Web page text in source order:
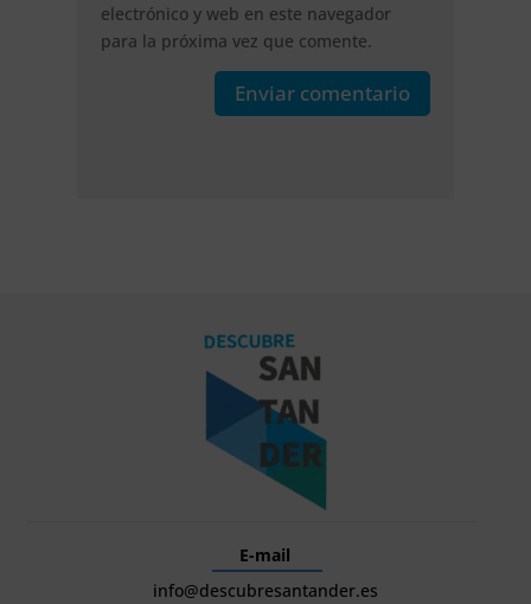
electrónico y web en este navegador
para la próxima vez que comente.
Enviar comentario
E-mail
info@descubresantander.es